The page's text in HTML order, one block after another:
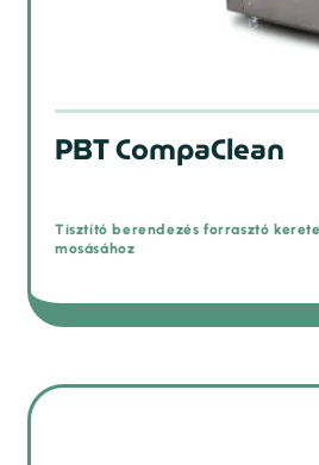
PBT CompaClean
Tisztító berendezés forrasztó
mosásához